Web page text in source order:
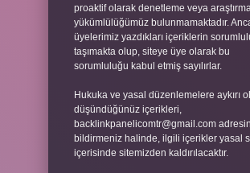
proaktif olarak denetleme veya
yükümlülüğümüz bulunmamaktadır.
üyelerimiz yazdıkları içeriklerin
taşımakta olup, siteye üye olarak bu
sorumluluğu kabul etmiş sayılırlar.
Hukuka ve yasal düzenlemelere aykırı
düşündüğünüz içerikleri,
backlinkpanelicomtr@gmail.com
bildirmeniz halinde, ilgili içerikler yasal
içerisinde sitemizden kaldırılacaktır.